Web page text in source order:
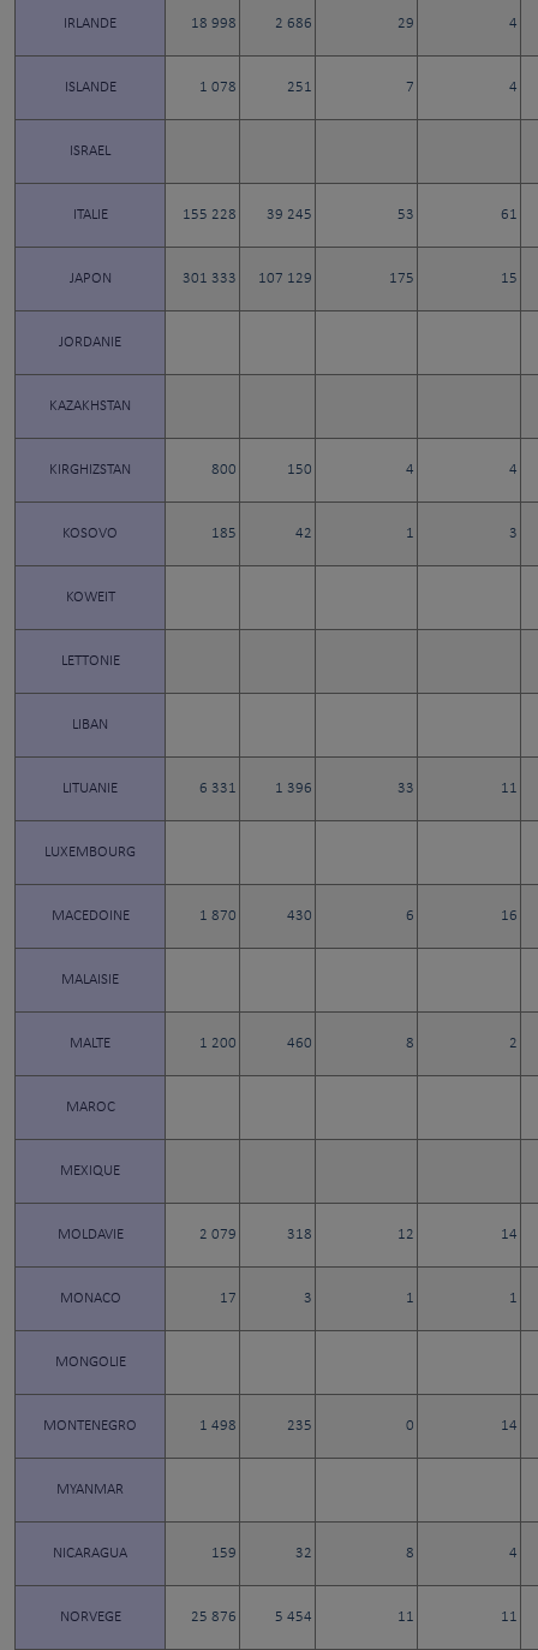
IRLANDE 18 998 2 686 29 4
ISLANDE 1 078 251 7 4
ISRAEL
ITALIE 155 228 39 245 53 61
JAPON 301 333 107 129 175 15
JORDANIE
KAZAKHSTAN
KIRGHIZSTAN 800 150 4 4
KOSOVO 185 42 1 3
KOWEIT
LETTONIE
LIBAN
LITUANIE 6 331 1 396 33 11
LUXEMBOURG
MACEDOINE 1 870 430 6 16
MALAISIE
MALTE 1 200 460 8 2
MAROC
MEXIQUE
MOLDAVIE 2 079 318 12 14
MONACO 17 3 1 1
MONGOLIE
MONTENEGRO 1 498 235 0 14
MYANMAR
NICARAGUA 159 32 8 4
NORVEGE 25 876 5 454 11 11